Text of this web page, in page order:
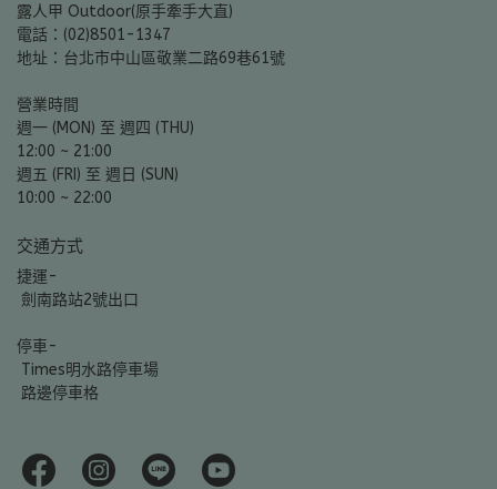
露人甲 Outdoor(原手牽手大直)
電話：(02)8501-1347
地址：台北市中山區敬業二路69巷61號
營業時間
週一 (MON) 至 週四 (THU)
12:00 ~ 21:00
週五 (FRI) 至 週日 (SUN)
10:00 ~ 22:00
交通方式
捷運-
劍南路站2號出口
停車-
Times明水路停車場
路邊停車格